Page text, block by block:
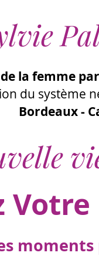
la femme
du
Bordeaux -